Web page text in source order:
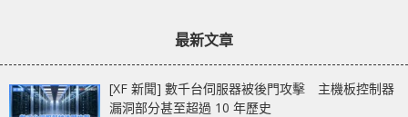
最新文章
[XF 新聞] 數千台伺服器被後門攻擊 主機板控制器
漏洞部分甚至超過 10 年歷史